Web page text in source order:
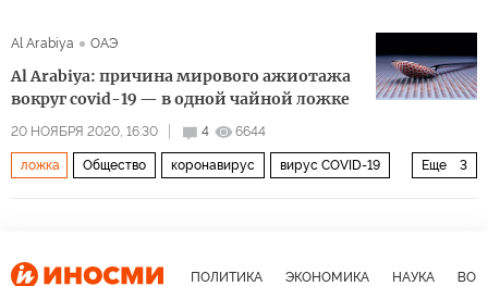
Al Arabiya ОАЭ
Al Arabiya: причина мирового ажиотажа
вокруг covid-19 — в одной чайной ложке
20 НОЯБРЯ 2020, 16:30 4 6644
Еще 3
ложка Общество коронавирус вирус COVID-19
ПОЛИТИКА ЭКОНОМИКА НАУКА